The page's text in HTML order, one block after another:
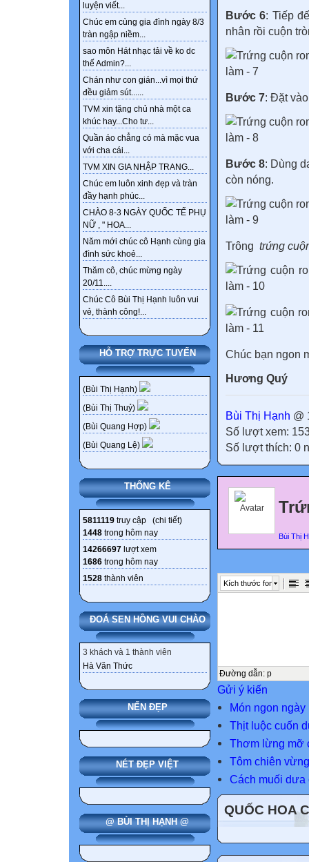
luyện viết...
Chúc em cùng gia đình ngày 8/3
tràn ngập niềm...
sao môn Hát nhạc tải về ko dc
thế Admin?...
Chán như con gián...vì mọi thứ
đều giảm sút......
TVM xin tặng chủ nhà một ca
khúc hay...Cho tư...
Quần áo chẳng có mà mặc vua
với cha cái...
TVM XIN GIA NHẬP TRANG...
Chúc em luôn xinh đẹp và tràn
đầy hạnh phúc...
CHÀO 8-3 NGÀY QUỐC TẾ PHỤ
NỮ , " HOA...
Năm mới chúc cô Hạnh cùng gia
đình sức khoẻ...
Thăm cô, chúc mừng ngày
20/11....
Chúc Cô Bùi Thị Hạnh luôn vui
vẻ, thành công!...
HỖ TRỢ TRỰC TUYẾN
(Bùi Thị Hạnh)
(Bùi Thị Thuỷ)
(Bùi Quang Hợp)
(Bùi Quang Lệ)
THỐNG KÊ
5811119 truy cập (chi tiết)
1448 trong hôm nay
14266697 lượt xem
1686 trong hôm nay
1528 thành viên
ĐOÁ SEN HỒNG VUI CHÀO
3 khách và 1 thành viên
Hà Văn Thức
NẾN ĐẸP
NÉT ĐẸP VIỆT
@ BÙI THỊ HẠNH @
Bước 6: Tiếp
nhân rồi cuộn
Bước 7: Đặt
Bước 8: Dùng
còn nóng.
Trông trứng
Chúc bạn ngon
Hương Quý
Bùi Thị Hạnh @
Số lượt xem:
Số lượt thích: 0
Bùi Thị
Kích thước font
Đường dẫn: p
Gửi ý kiến
Món ngon
Thịt luộc cuốn
Thơm lừng mỡ
Tôm chiên
Cách muối dưa
QUỐC HOA